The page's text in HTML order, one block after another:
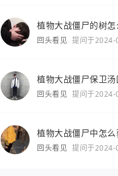
植物大战僵尸的树怎
回头看见 提问于2024-
植物大战僵尸保卫
回头看见 提问于2024-
植物大战僵尸中怎
回头看见 提问于2024-